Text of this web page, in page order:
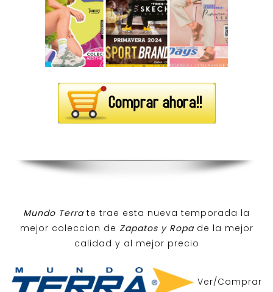
Mundo Terra te trae esta nueva temporada la
mejor coleccion de Zapatos y Ropa de la mejor
calidad y al mejor precio
Ver/Comprar